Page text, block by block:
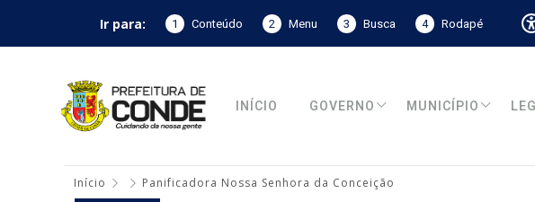
Ir para: 1 Conteúdo 2 Menu 3 Busca 4 Rodapé
INÍCIO GOVERNO MUNICÍPIO
Início Panificadora Nossa Senhora da Conceição